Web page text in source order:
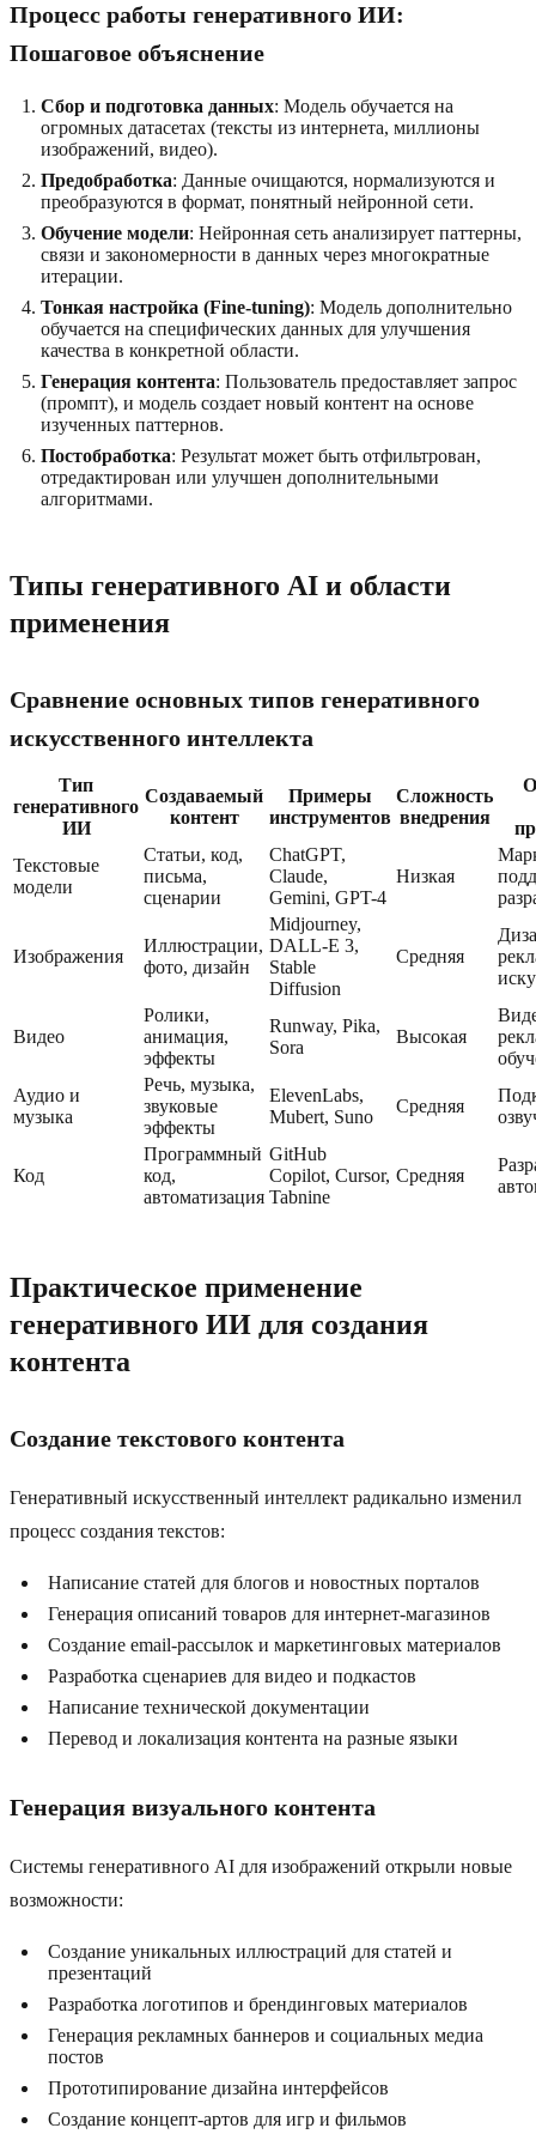
Процесс работы генеративного ИИ:
Пошаговое объяснение
Сбор и подготовка данных: Модель обучается на
огромных датасетах (тексты из интернета, миллионы
изображений, видео).
Предобработка: Данные очищаются, нормализуются и
преобразуются в формат, понятный нейронной сети.
Обучение модели: Нейронная сеть анализирует паттерны,
связи и закономерности в данных через многократные
итерации.
Тонкая настройка (Fine-tuning): Модель дополнительно
обучается на специфических данных для улучшения
качества в конкретной области.
Генерация контента: Пользователь предоставляет запрос
(промпт), и модель создает новый контент на основе
изученных паттернов.
Постобработка: Результат может быть отфильтрован,
отредактирован или улучшен дополнительными
алгоритмами.
Типы генеративного AI и области
применения
Сравнение основных типов генеративного
искусственного интеллекта
Тип
генеративного
ИИ
Создаваемый
контент
Примеры
инструментов
Сложность
внедрения
Текстовые
модели
Статьи, код,
письма,
сценарии
ChatGPT,
Claude,
Gemini, GPT-4
Низкая
Изображения
Иллюстрации,
фото, дизайн
Midjourney,
DALL-E 3,
Stable
Diffusion
Средняя
Видео
Ролики,
анимация,
эффекты
Runway, Pika,
Sora
Высокая
Аудио и
музыка
Речь, музыка,
звуковые
эффекты
ElevenLabs,
Mubert, Suno
Средняя
Код
Программный
код,
автоматизация
GitHub
Copilot, Cursor,
Tabnine
Средняя
Практическое применение
генеративного ИИ для создания
контента
Создание текстового контента
Генеративный искусственный интеллект радикально изменил
процесс создания текстов:
Написание статей для блогов и новостных порталов
Генерация описаний товаров для интернет-магазинов
Создание email-рассылок и маркетинговых материалов
Разработка сценариев для видео и подкастов
Написание технической документации
Перевод и локализация контента на разные языки
Генерация визуального контента
Системы генеративного AI для изображений открыли новые
возможности:
Создание уникальных иллюстраций для статей и
презентаций
Разработка логотипов и брендинговых материалов
Генерация рекламных баннеров и социальных медиа
постов
Прототипирование дизайна интерфейсов
Создание концепт-артов для игр и фильмов